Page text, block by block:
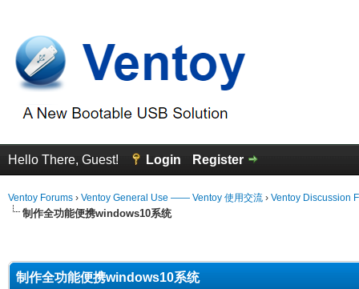
Hello There, Guest! Login Register
Ventoy Forums › Ventoy General Use —— Ventoy 使用交流 › Ventoy Discussion
制作全功能便携windows10系统
制作全功能便携windows10系统